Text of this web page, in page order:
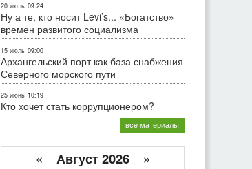
20 июль 09:24
Ну а те, кто носит Levi’s... «Богатство»
времен развитого социализма
15 июль 09:00
Архангельский порт как база снабжения
Северного морского пути
25 июнь 10:19
Кто хочет стать коррупционером?
все материалы
« Август 2026 »